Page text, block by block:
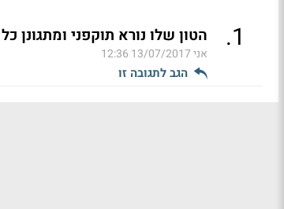
1
. הטון שלו נורא תוקפני ומתגונן
אני13/07/2017 12:36
הגב לתגובה זו